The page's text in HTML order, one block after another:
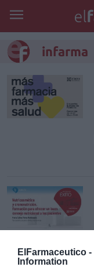
ElFarmaceutico -
Information
infarma